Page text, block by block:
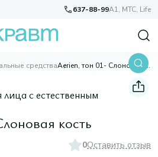
637-88-99A1, МТС, Life
средства Aerien, тон 01- Слоновая кость
с естественным
кость
0Оставить отзыв